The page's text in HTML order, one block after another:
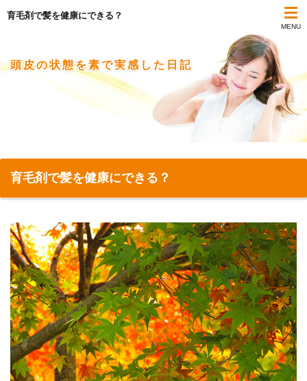
育毛剤で髪を健康にできる？
MENU
頭皮の状態を素で実感した日記
育毛剤で髪を健康にできる？